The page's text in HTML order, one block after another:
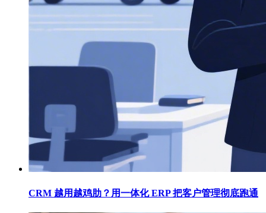
CRM 越用越鸡肋？用一体化 ERP 把客户管理彻底跑通